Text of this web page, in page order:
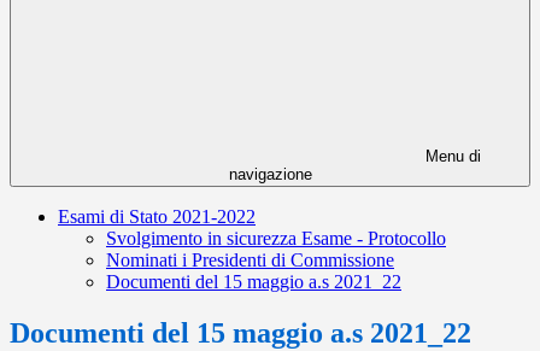
Menu di
navigazione
Esami di Stato 2021-2022
Svolgimento in sicurezza Esame - Protocollo
Nominati i Presidenti di Commissione
Documenti del 15 maggio a.s 2021_22
Documenti del 15 maggio a.s 2021_22